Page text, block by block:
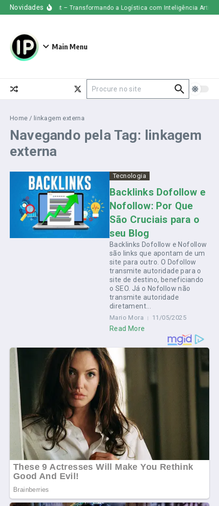
Ir para o conteúdo
Novidades
Uber Freight – Transformando a Logística com Inteligência Artificial
Main Menu
Home / linkagem externa
Navegando pela Tag: linkagem
externa
Tecnologia
Backlinks Dofollow e
Nofollow: Por Que
São Cruciais para o
seu Blog
Backlinks Dofollow e Nofollow
são links que apontam de um
site para outro. O Dofollow
transmite autoridade para o
site de destino, beneficiando
o SEO. Já o Nofollow não
transmite autoridade
diretament...
Mario Mora 11/05/2025
Read More